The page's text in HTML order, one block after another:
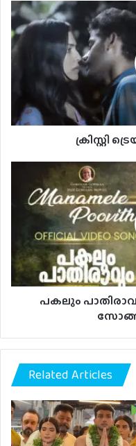
ക്രിസ്റ്റി
ട്രെയിലര്‍
പുറത്തിറങ്ങി
ക്രിസ്റ്റി
പാതിരാവും
ചിത്രത്തിലെ
വീഡിയോ
പുറത്തിറങ്ങി
പകലും
സോങ്ങ്
Related Articles